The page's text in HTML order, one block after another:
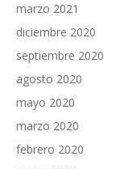
marzo 2021
diciembre 2020
septiembre 2020
agosto 2020
mayo 2020
marzo 2020
febrero 2020